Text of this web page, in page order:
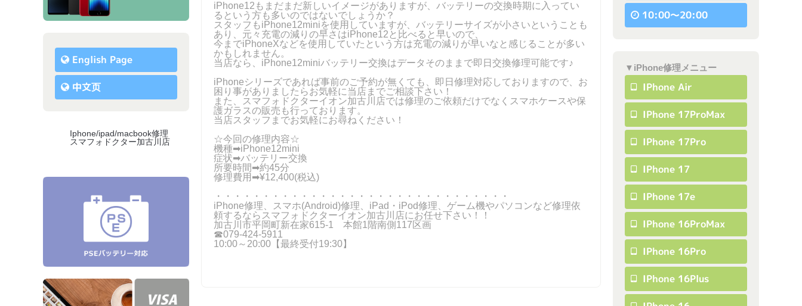
English Page
中文页
Iphone/ipad/macbook修理
スマフォドクター加古川店
iPhone12もまだまだ新しいイメージがありますが、バッテリーの交換時期に入ってい
るという方も多いのではないでしょうか？
スタッフもiPhone12miniを使用していますが、バッテリーサイズが小さいということも
あり、元々充電の減りの早さはiPhone12と比べると早いので、
今までiPhoneXなどを使用していたという方は充電の減りが早いなと感じることが多い
かもしれません。
当店なら、iPhone12miniバッテリー交換はデータそのままで即日交換修理可能です♪
iPhoneシリーズであれば事前のご予約が無くても、即日修理対応しておりますので、お
困り事がありましたらお気軽に当店までご相談下さい！
また、スマフォドクターイオン加古川店では修理のご依頼だけでなくスマホケースや保
護ガラスの販売も行っております。
当店スタッフまでお気軽にお尋ねください！
☆今回の修理内容☆
機種➡iPhone12mini
症状➡バッテリー交換
所要時間➡約45分
修理費用➡¥12,400(税込)
・・・・・・・・・・・・・・・・・・・・・・・・・・・・・・・
iPhone修理、スマホ(Android)修理、iPad・iPod修理、ゲーム機やパソコンなど修理依
頼するならスマフォドクターイオン加古川店にお任せ下さい！！
加古川市平岡町新在家615-1 本館1階南側117区画
☎079-424‐5911
10:00～20:00【最終受付19:30】
10:00〜20:00
▼iPhone修理メニュー
IPhone Air
IPhone 17ProMax
IPhone 17Pro
IPhone 17
IPhone 17e
IPhone 16ProMax
IPhone 16Pro
IPhone 16Plus